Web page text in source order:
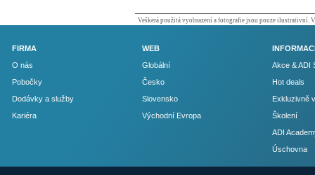
Veškerá použitá vyobrazení a fotografie jsou pouze ilustrativní.
FIRMA
O nás
Pobočky
Dodávky a služby
Kariéra
WEB
Globální
Česko
Slovensko
Východní Evropa
Akce & ADI
Hot deals
Exkluzivně
Školení
ADI
Úschovna